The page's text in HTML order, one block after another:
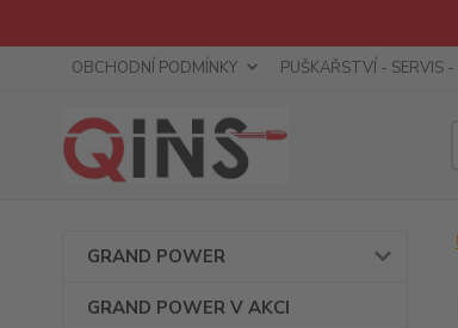
OBCHODNÍ PODMÍNKY PUŠKAŘSTVÍ - SERVIS -
GRAND POWER
GRAND POWER V AKCI